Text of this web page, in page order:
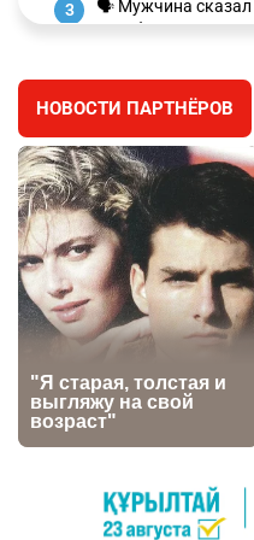
3
🗣 Мужчина сказал
заработал
🐏 Скота больше, а
Казахстане
баранину и конину
2721
5
⚠️ Доброе утро,
главных новостей
2815 0 1
6
🗣Глава
соболезнования
қаһарманы Ивана
2788 2 42
🇫🇷 Клуб ПСЖ
футбольной
НОВОСТИ ПАРТНЁРОВ